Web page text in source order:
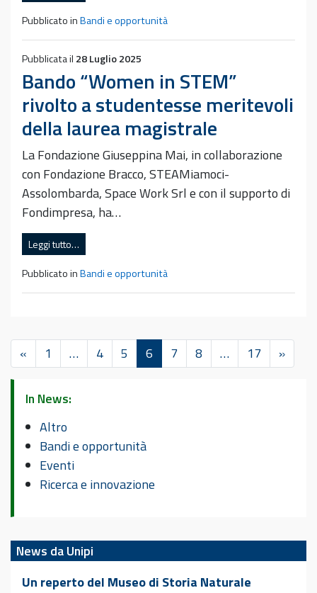
Pubblicato inBandi e opportunità
Pubblicata il 28 Luglio 2025
Bando “Women in STEM”
rivolto a studentesse meritevoli
della laurea magistrale
La Fondazione Giuseppina Mai, in collaborazione
con Fondazione Bracco, STEAMiamoci-
Assolombarda, Space Work Srl e con il supporto di
Fondimpresa, ha…
Leggi tutto…
Pubblicato inBandi e opportunità
« 1 … 4 5 6 7 8 … 17 »
In News:
Altro
Bandi e opportunità
Eventi
Ricerca e innovazione
News da Unipi
Un reperto del Museo di Storia Naturale